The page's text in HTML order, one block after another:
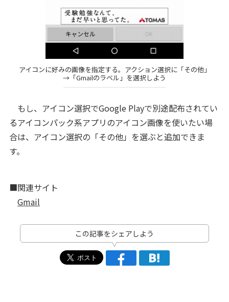
アイコンに好みの画像を指定する。アクション選択に「その他」
→「Gmailのラベル」を選択しよう
もし、アイコン選択でGoogle Playで別途配布されてい
るアイコンパック系アプリのアイコン画像を使いたい場
合は、アイコン選択の「その他」を選ぶと追加できま
す。
■関連サイト
Gmail
この記事をシェアしよう